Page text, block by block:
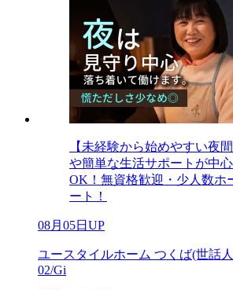
【未経験から始めやすい夜
や簡単な生活サポートが中
OK！無資格歓迎・少人数ホ
ート！
08月05日UP
ユースタイルホーム つくば(世話
02/Gi